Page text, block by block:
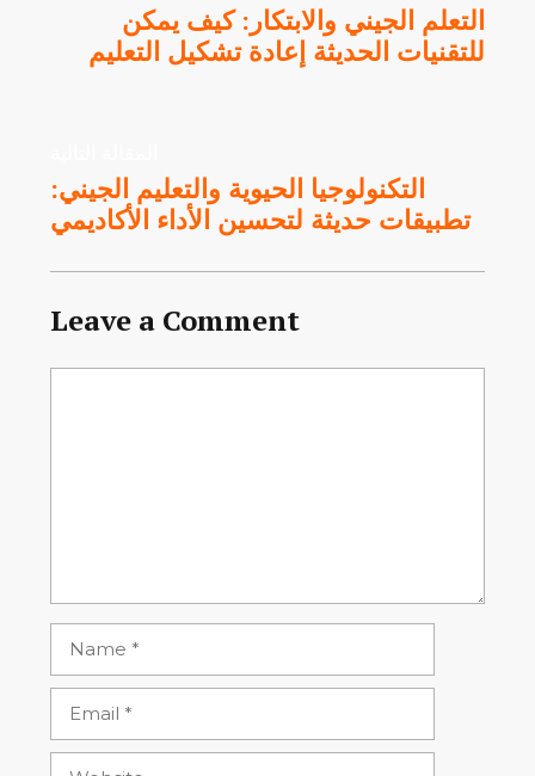
التعلم الجيني والابتكار: كيف يمكن
للتقنيات الحديثة إعادة تشكيل التعليم
التكنولوجيا الحيوية والتعليم الجيني:
تطبيقات حديثة لتحسين الأداء الأكاديمي
Leave a Comment